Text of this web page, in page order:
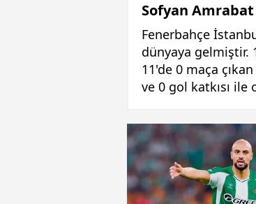
Sofyan
Fenerbahçe
dünyaya gelmiştir.
11'de 0 maça
ve 0 gol katkısı ile